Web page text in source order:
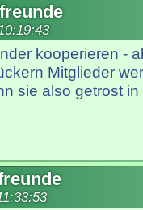
kooperieren -
Mitglieder
sie also getrost